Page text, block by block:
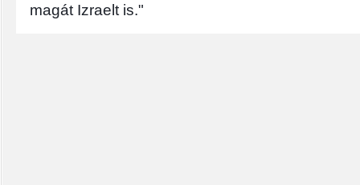
magát Izraelt is."